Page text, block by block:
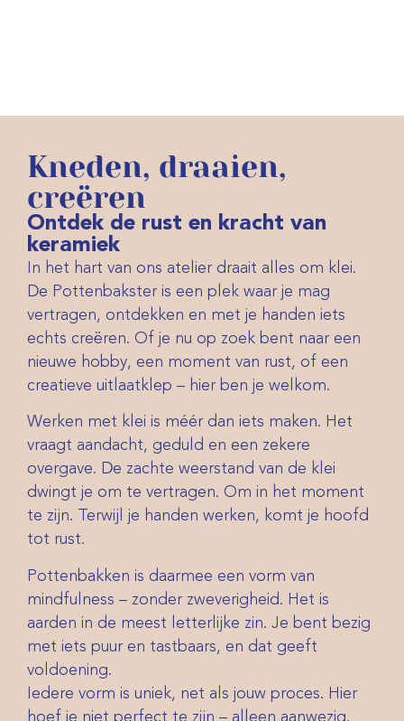
Kneden, draaien,
creëren
Ontdek de rust en kracht van
keramiek
In het hart van ons atelier draait alles om klei.
De Pottenbakster is een plek waar je mag
vertragen, ontdekken en met je handen iets
echts creëren. Of je nu op zoek bent naar een
nieuwe hobby, een moment van rust, of een
creatieve uitlaatklep – hier ben je welkom.
Werken met klei is méér dan iets maken. Het
vraagt aandacht, geduld en een zekere
overgave. De zachte weerstand van de klei
dwingt je om te vertragen. Om in het moment
te zijn. Terwijl je handen werken, komt je hoofd
tot rust.
Pottenbakken is daarmee een vorm van
mindfulness – zonder zweverigheid. Het is
aarden in de meest letterlijke zin. Je bent bezig
met iets puur en tastbaars, en dat geeft
voldoening.
Iedere vorm is uniek, net als jouw proces. Hier
hoef je niet perfect te zijn – alleen aanwezig.